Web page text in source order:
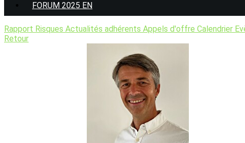
FORUM 2025 EN
Rapport Risques Actualités adhérents Appels d'offre Calendrier
Retour